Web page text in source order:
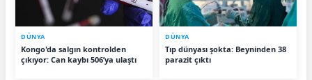
DÜNYA
Kongo'da salgın kontrolden
çıkıyor: Can kaybı 506’ya ulaştı
DÜNYA
Tıp dünyası şokta: Beyninden 38
parazit çıktı